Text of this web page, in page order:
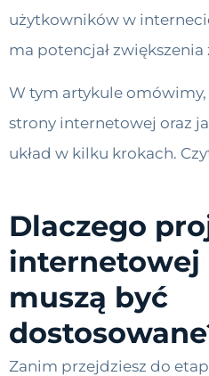
użytkowników w
ma potencjał
W tym artykule
strony internetowej oraz
układ w kilku krokach.
Dlaczego
internetowej
muszą być
Zanim przejdziesz do